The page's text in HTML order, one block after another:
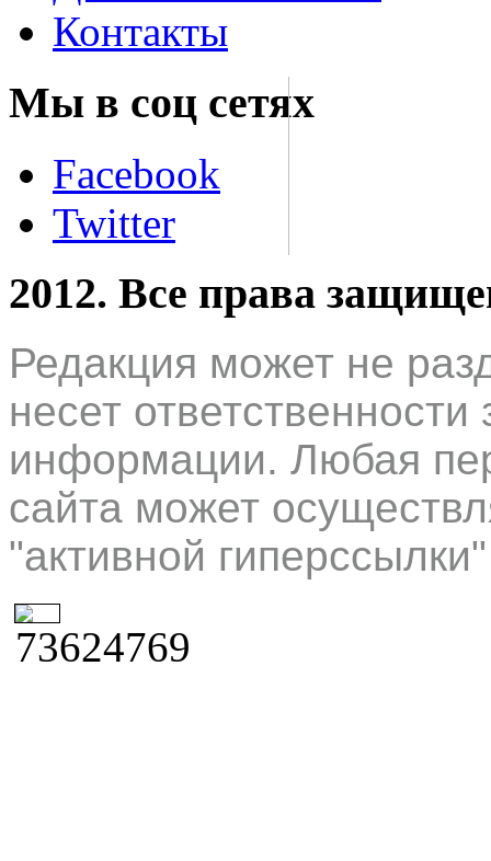
Контакты
Мы в соц сетях
Facebook
Twitter
2012. Все права
Редакция может не
несет
информации. Любая
сайта может
"активной